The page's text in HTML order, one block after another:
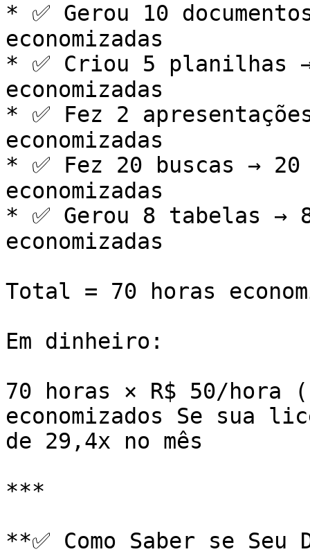
* ✅ Gerou 10
economizadas
* ✅ Criou 5 planilhas
economizadas
* ✅ Fez 2
economizadas
* ✅ Fez 20 buscas →
economizadas
* ✅ Gerou 8 tabelas →
economizadas
Total = 70 horas
Em dinheiro:
70 horas × R$ 50/hora
economizados Se sua
de 29,4x no mês
***
**✅ Como Saber se Seu